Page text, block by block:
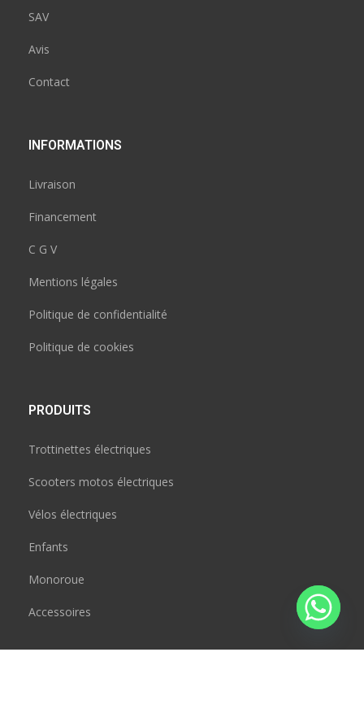
SAV
Avis
Contact
INFORMATIONS
Livraison
Financement
C G V
Mentions légales
Politique de confidentialité
Politique de cookies
PRODUITS
Trottinettes électriques
Scooters motos électriques
Vélos électriques
Enfants
Monoroue
Accessoires